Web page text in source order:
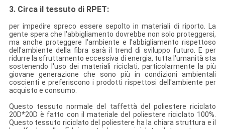
3. Circa il tessuto di RPET:
per impedire spreco essere sepolto in materiali di riporto. La
gente spera che l'abbigliamento dovrebbe non solo proteggersi,
ma anche proteggere l'ambiente e l'abbigliamento rispettoso
dell'ambiente della fibra sarà il trend di sviluppo futuro. E per
ridurre la sfruttamento eccessiva di energia, tutta l'umanità sta
sostenendo l'uso dei materiali riciclati, particolarmente la più
giovane generazione che sono più in condizioni ambientali
coscienti e preferiscono i prodotti rispettosi dell'ambiente per
acquisto e consumo.
Questo tessuto normale del taffettà del poliestere riciclato
20D*20D è fatto con il materiale del poliestere riciclato 100%.
Questo tessuto riciclato del poliestere ha la chiara struttura e il